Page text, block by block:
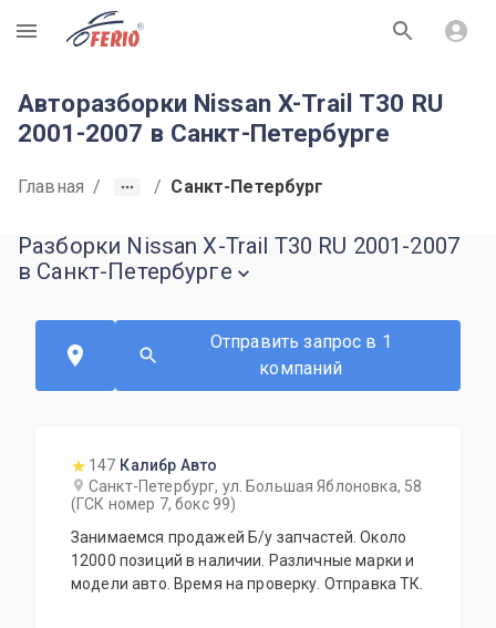
R
Авторазборки Nissan X-Trail T30 RU
2001-2007 в Санкт-Петербурге
Главная / / Санкт-Петербург
Разборки Nissan X-Trail T30 RU 2001-2007
в Санкт-Петербурге
Отправить запрос в 1
компаний
147 Калибр Авто
Санкт-Петербург, ул. Большая Яблоновка, 58
(ГСК номер 7, бокс 99)
Занимаемся продажей Б/у запчастей. Около
12000 позиций в наличии. Различные марки и
модели авто. Время на проверку. Отправка ТК.